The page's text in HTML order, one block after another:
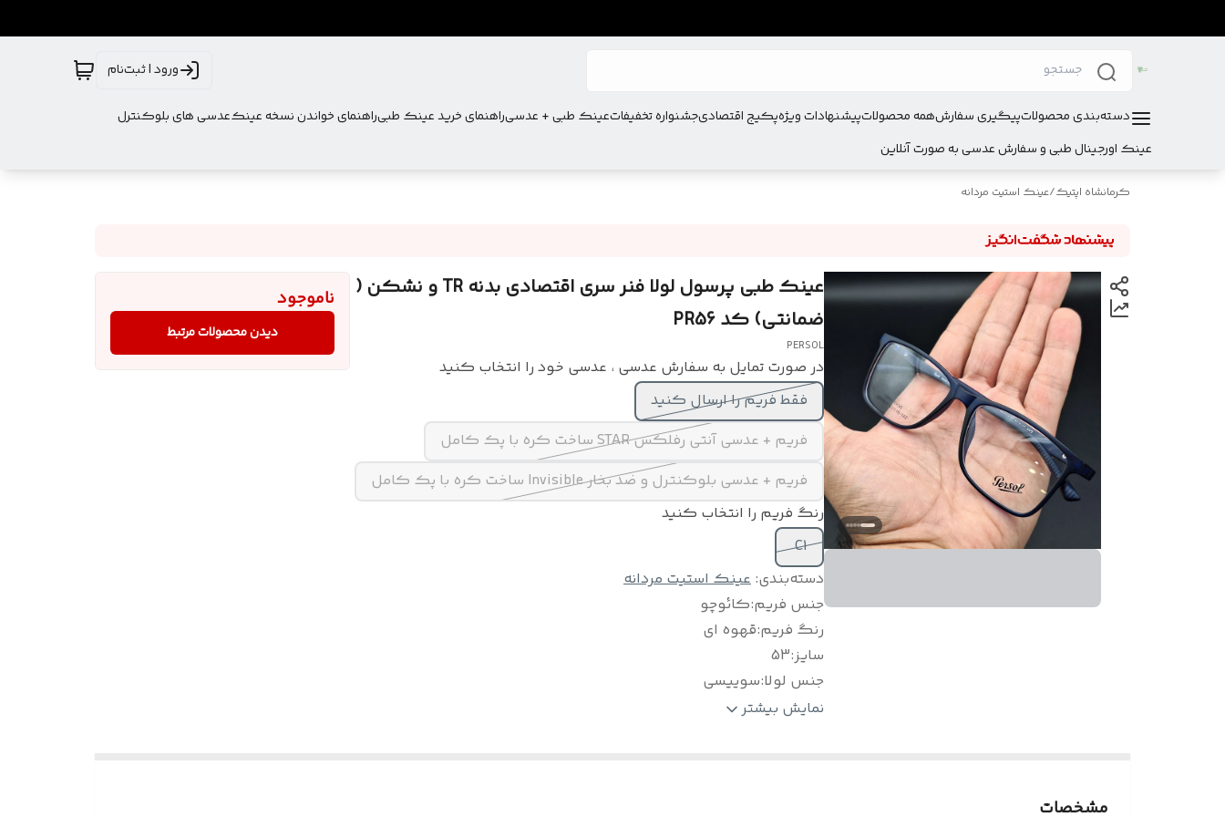
ورود | ثبت‌نام
دسته‌بندی محصولاتپیگیری سفارشهمه محصولاتپیشنهادات ویژهپکیج اقتصادیجشنواره تخفیفاتعینک طبی + عدسیراهنمای خرید عینک طبیراهنمای خواندن نسخه عینکعدسی های بلوکنترل
عینک اورجینال طبی و سفارش عدسی به صورت آنلاین
کرمانشاه اپتیک/عینک استیت مردانه
عینک طبی پرسول لولا فنر سری اقتصادی بدنه TR و نشکن (
ضمانتی) کد PR56
PERSOL
در صورت تمایل به سفارش عدسی ، عدسی خود را انتخاب کنید
فقط فریم را ارسال کنید
فریم + عدسی آنتی رفلکس STAR ساخت کره با پک کامل
فریم + عدسی بلوکنترل و ضد بخار Invisible ساخت کره با پک کامل
رنگ فریم را انتخاب کنید
C1
دسته‌بندی: عینک استیت مردانه
جنس فریم:کائوچو
رنگ فریم:قهوه ای
سایز:
53
جنس لولا:سوییسی
اقلام: جلد طبی هارد + دستمال + اسپری ( درصورت سفارش عدسی)
نمایش بیشتر
ناموجود
دیدن محصولات مرتبط
مشخصات